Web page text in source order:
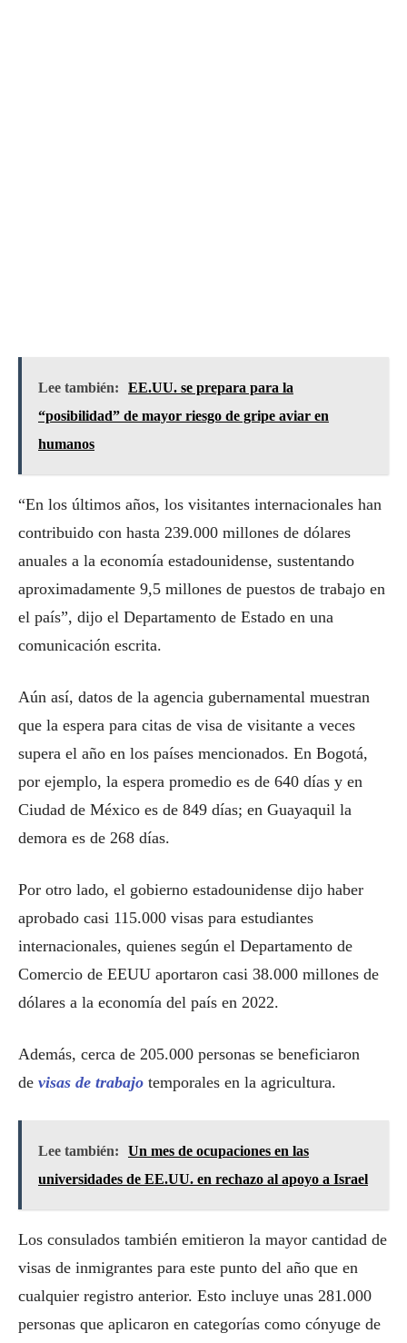
Lee también:
EE.UU. se prepara para la
“posibilidad” de mayor riesgo de gripe aviar en
humanos
“En los últimos años, los visitantes internacionales han
contribuido con hasta 239.000 millones de dólares
anuales a la economía estadounidense, sustentando
aproximadamente 9,5 millones de puestos de trabajo en
el país”, dijo el Departamento de Estado en una
comunicación escrita.
Aún así, datos de la agencia gubernamental muestran
que la espera para citas de visa de visitante a veces
supera el año en los países mencionados. En Bogotá,
por ejemplo, la espera promedio es de 640 días y en
Ciudad de México es de 849 días; en Guayaquil la
demora es de 268 días.
Por otro lado, el gobierno estadounidense dijo haber
aprobado casi 115.000 visas para estudiantes
internacionales, quienes según el Departamento de
Comercio de EEUU aportaron casi 38.000 millones de
dólares a la economía del país en 2022.
Además, cerca de 205.000 personas se beneficiaron
de visas de trabajo temporales en la agricultura.
Lee también:
Un mes de ocupaciones en las
universidades de EE.UU. en rechazo al apoyo a Israel
Los consulados también emitieron la mayor cantidad de
visas de inmigrantes para este punto del año que en
cualquier registro anterior. Esto incluye unas 281.000
personas que aplicaron en categorías como cónyuge de